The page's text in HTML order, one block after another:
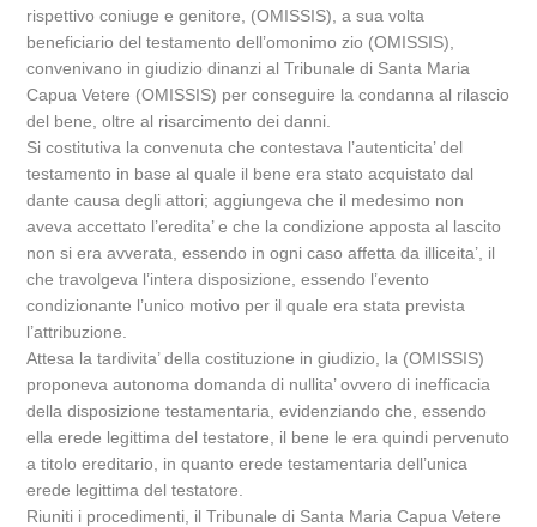
rispettivo coniuge e genitore, (OMISSIS), a sua volta
beneficiario del testamento dell’omonimo zio (OMISSIS),
convenivano in giudizio dinanzi al Tribunale di Santa Maria
Capua Vetere (OMISSIS) per conseguire la condanna al rilascio
del bene, oltre al risarcimento dei danni.
Si costitutiva la convenuta che contestava l’autenticita’ del
testamento in base al quale il bene era stato acquistato dal
dante causa degli attori; aggiungeva che il medesimo non
aveva accettato l’eredita’ e che la condizione apposta al lascito
non si era avverata, essendo in ogni caso affetta da illiceita’, il
che travolgeva l’intera disposizione, essendo l’evento
condizionante l’unico motivo per il quale era stata prevista
l’attribuzione.
Attesa la tardivita’ della costituzione in giudizio, la (OMISSIS)
proponeva autonoma domanda di nullita’ ovvero di inefficacia
della disposizione testamentaria, evidenziando che, essendo
ella erede legittima del testatore, il bene le era quindi pervenuto
a titolo ereditario, in quanto erede testamentaria dell’unica
erede legittima del testatore.
Riuniti i procedimenti, il Tribunale di Santa Maria Capua Vetere